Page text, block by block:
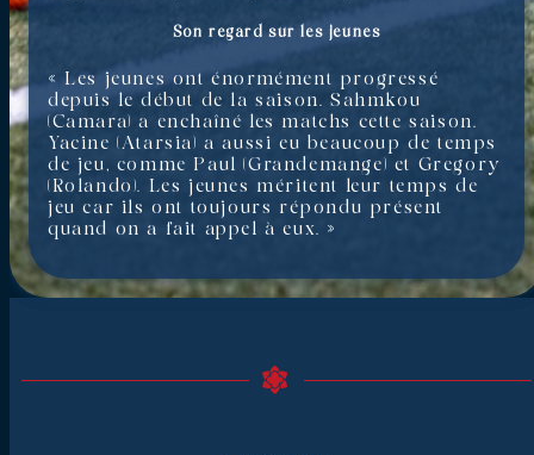
Son regard sur les jeunes
« Les jeunes ont énormément progressé
depuis le début de la saison. Sahmkou
(Camara) a enchaîné les matchs cette saison.
Yacine (Atarsia) a aussi eu beaucoup de temps
de jeu, comme Paul (Grandemange) et Gregory
(Rolando). Les jeunes méritent leur temps de
jeu car ils ont toujours répondu présent
quand on a fait appel à eux. »